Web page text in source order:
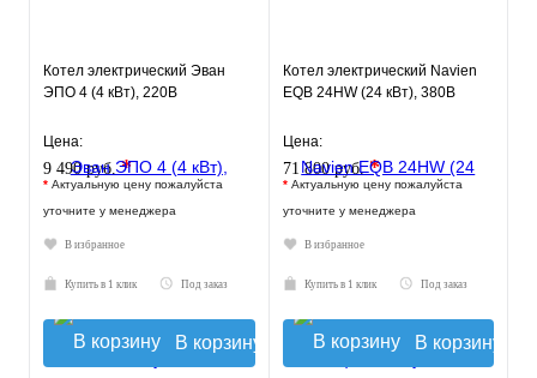
Котел электрический Эван
ЭПО 4 (4 кВт), 220В
Цена:
9 490 руб.*
* Актуальную цену пожалуйста
уточните у менеджера
В избранное
Купить в 1 клик Под заказ
В корзину
Котел электрический Navien
EQB 24HW (24 кВт), 380В
Цена:
71 800 руб.*
* Актуальную цену пожалуйста
уточните у менеджера
В избранное
Купить в 1 клик Под заказ
В корзину